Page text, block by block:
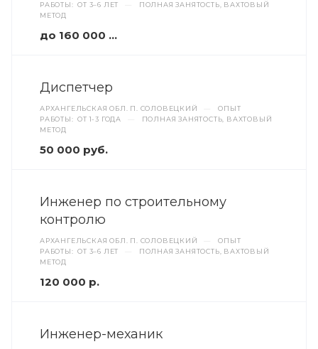
РАБОТЫ: ОТ 3–6 ЛЕТ
ПОЛНАЯ ЗАНЯТОСТЬ, ВАХТОВЫЙ
МЕТОД
до 160 000 руб.
Диспетчер
АРХАНГЕЛЬСКАЯ ОБЛ. П. СОЛОВЕЦКИЙ
ОПЫТ
РАБОТЫ: ОТ 1-3 ГОДА
ПОЛНАЯ ЗАНЯТОСТЬ, ВАХТОВЫЙ
МЕТОД
50 000 руб.
Инженер по строительному
контролю
АРХАНГЕЛЬСКАЯ ОБЛ. П. СОЛОВЕЦКИЙ
ОПЫТ
РАБОТЫ: ОТ 3–6 ЛЕТ
ПОЛНАЯ ЗАНЯТОСТЬ, ВАХТОВЫЙ
МЕТОД
120 000 р.
Инженер-механик